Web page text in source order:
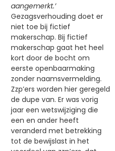
aangemerkt.’
Gezagsverhouding doet er
niet toe bij fictief
makerschap. Bij fictief
makerschap gaat het heel
kort door de bocht om
eerste openbaarmaking
zonder naamsvermelding.
Zzp’ers worden hier geregeld
de dupe van. Er was vorig
jaar een wetswijziging die
een en ander heeft
veranderd met betrekking
tot de bewijslast in het